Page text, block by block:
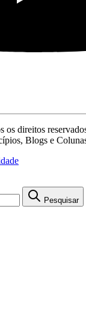
direitos
Blogs e
Pesquisar